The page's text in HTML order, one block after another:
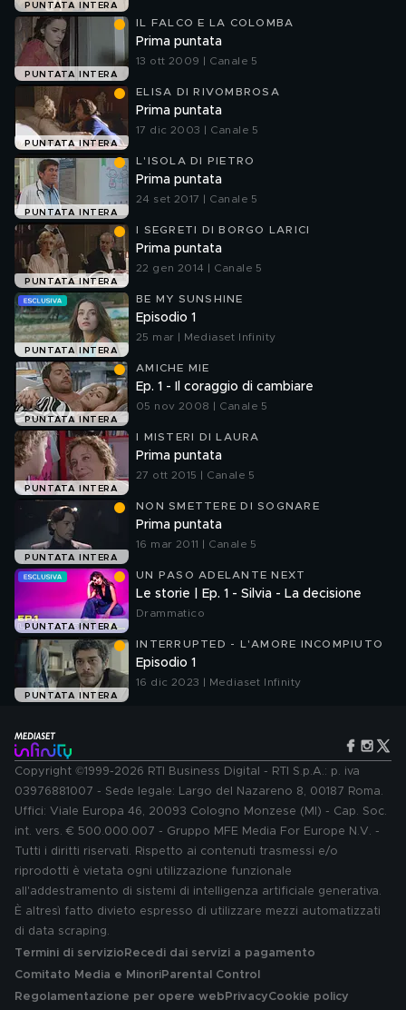
PUNTATA INTERA
PUNTATA INTERA
IL FALCO E LA COLOMBA
Prima puntata
13 ott 2009 | Canale 5
PUNTATA INTERA
ELISA DI RIVOMBROSA
Prima puntata
17 dic 2003 | Canale 5
PUNTATA INTERA
L'ISOLA DI PIETRO
Prima puntata
24 set 2017 | Canale 5
PUNTATA INTERA
I SEGRETI DI BORGO LARICI
Prima puntata
22 gen 2014 | Canale 5
PUNTATA INTERA
BE MY SUNSHINE
Episodio 1
25 mar | Mediaset Infinity
PUNTATA INTERA
AMICHE MIE
Ep. 1 - Il coraggio di cambiare
05 nov 2008 | Canale 5
PUNTATA INTERA
I MISTERI DI LAURA
Prima puntata
27 ott 2015 | Canale 5
PUNTATA INTERA
NON SMETTERE DI SOGNARE
Prima puntata
16 mar 2011 | Canale 5
PUNTATA INTERA
UN PASO ADELANTE NEXT
Le storie | Ep. 1 - Silvia - La decisione
Drammatico
PUNTATA INTERA
INTERRUPTED - L'AMORE INCOMPIUTO
Episodio 1
16 dic 2023 | Mediaset Infinity
Copyright ©1999-2026 RTI Business Digital - RTI S.p.A.: p. iva
03976881007 - Sede legale: Largo del Nazareno 8, 00187 Roma.
Uffici: Viale Europa 46, 20093 Cologno Monzese (MI) - Cap. Soc.
int. vers. € 500.000.007 - Gruppo MFE Media For Europe N.V. -
Tutti i diritti riservati. Rispetto ai contenuti trasmessi e/o
riprodotti è vietata ogni utilizzazione funzionale
all'addestramento di sistemi di intelligenza artificiale generativa.
È altresì fatto divieto espresso di utilizzare mezzi automatizzati
di data scraping.
Termini di servizio Recedi dai servizi a pagamento
Comitato Media e MinoriParental Control
Regolamentazione per opere web PrivacyCookie policy